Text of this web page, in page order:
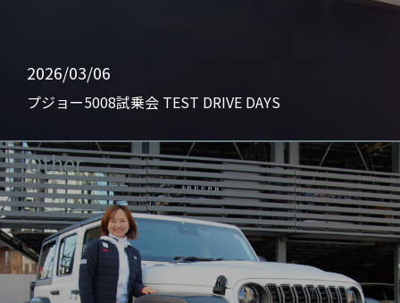
2026/03/06
プジョー5008試乗会 TEST DRIVE DAYS
Other